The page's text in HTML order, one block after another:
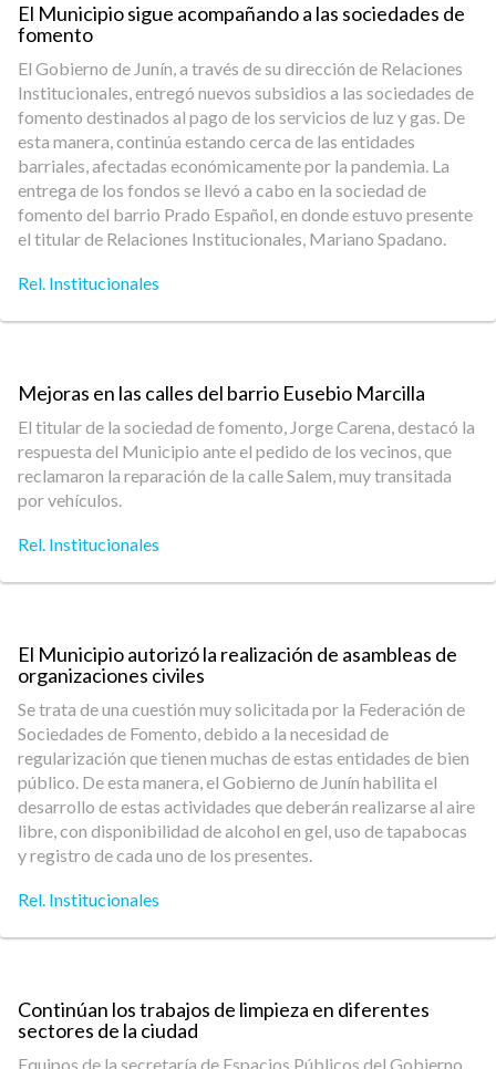
El Municipio sigue acompañando a las sociedades de
fomento
El Gobierno de Junín, a través de su dirección de Relaciones
Institucionales, entregó nuevos subsidios a las sociedades de
fomento destinados al pago de los servicios de luz y gas. De
esta manera, continúa estando cerca de las entidades
barriales, afectadas económicamente por la pandemia. La
entrega de los fondos se llevó a cabo en la sociedad de
fomento del barrio Prado Español, en donde estuvo presente
el titular de Relaciones Institucionales, Mariano Spadano.
Rel. Institucionales
Mejoras en las calles del barrio Eusebio Marcilla
El titular de la sociedad de fomento, Jorge Carena, destacó la
respuesta del Municipio ante el pedido de los vecinos, que
reclamaron la reparación de la calle Salem, muy transitada
por vehículos.
Rel. Institucionales
El Municipio autorizó la realización de asambleas de
organizaciones civiles
Se trata de una cuestión muy solicitada por la Federación de
Sociedades de Fomento, debido a la necesidad de
regularización que tienen muchas de estas entidades de bien
público. De esta manera, el Gobierno de Junín habilita el
desarrollo de estas actividades que deberán realizarse al aire
libre, con disponibilidad de alcohol en gel, uso de tapabocas
y registro de cada uno de los presentes.
Rel. Institucionales
Continúan los trabajos de limpieza en diferentes
sectores de la ciudad
Equipos de la secretaría de Espacios Públicos del Gobierno